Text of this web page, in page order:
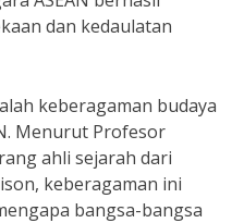
dan kedaulatan
keberagaman budaya
Menurut Profesor
ahli sejarah dari
keberagaman ini
bangsa-bangsa